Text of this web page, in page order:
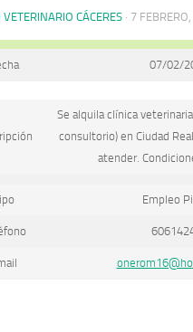
VETERINARIO CÁCERES · 7
07/02/
Se alquila clínica
consultorio) en Ciudad
atender.
Empleo